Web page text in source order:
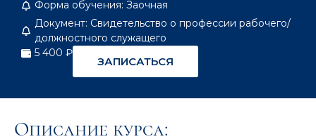
Форма обучения: Заочная
Документ: Свидетельство о профессии рабочего/
должностного служащего
5 400 ₽
ЗАПИСАТЬСЯ
Описание курса: